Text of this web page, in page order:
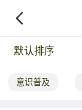
默认排序
意识普及